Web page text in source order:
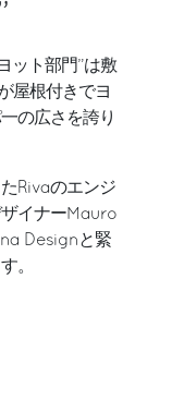
ット部門”は敷
屋根付きでヨ
の広さを誇り
Rivaのエンジ
イナーMauro
Designと緊
。